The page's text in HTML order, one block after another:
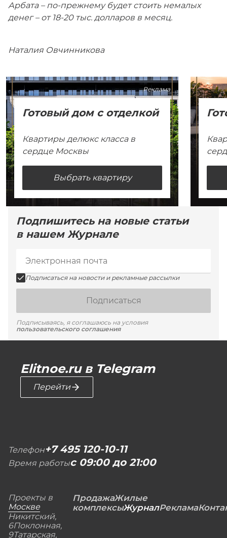
Арбата – по-прежнему будет стоить немалых
денег – от 18-20 тыс. долларов в месяц.
Наталия Овчинникова
Реклама
Готовый дом с отделкой
Квартиры делюкс класса в
сердце Москвы
Выбрать квартиру
Подпишитесь на новые статьи
в нашем Журнале
Подписаться на новости и рекламные рассылки
Подписаться
Подписываясь, я соглашаюсь на условия
пользовательского соглашения
Elitnoe.ru в Telegram
Перейти
Телефон+7 495 120-10-11
Время работыс 09:00 до 21:00
Проекты в
Москве
Никитский,
6Поклонная,
9Татарская,
ПродажаЖилые
комплексыЖурналРеклама